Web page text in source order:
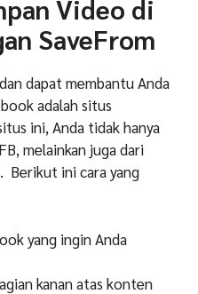
Video di
SaveFrom
dapat membantu Anda
adalah situs
ini, Anda tidak hanya
melainkan juga dari
Berikut ini cara yang
yang ingin Anda
kanan atas konten